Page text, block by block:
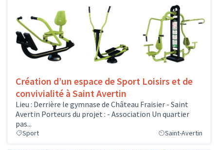
Création d’un espace de Sport Loisirs et de
convivialité à Saint Avertin
Lieu : Derrière le gymnase de Château Fraisier - Saint
Avertin Porteurs du projet : - Association Un quartier
pas...
Sport Saint-Avertin